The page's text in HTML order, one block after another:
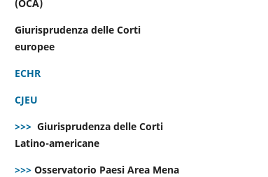
(OCA)
Giurisprudenza delle Corti
europee
ECHR
CJEU
>>> Giurisprudenza delle Corti
Latino-americane
>>> Osservatorio Paesi Area Mena